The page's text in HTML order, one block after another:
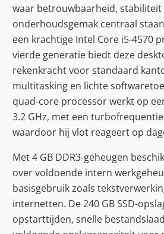
waar betrouwbaarheid, stabiliteit
onderhoudsgemak centraal
een krachtige Intel Core i5-4570
vierde generatie biedt deze
rekenkracht voor standaard
multitasking en lichte
quad-core processor werkt op
3.2 GHz, met een
waardoor hij vlot reageert op
Met 4 GB DDR3-geheugen
over voldoende intern
basisgebruik zoals
internetten. De 240 GB SSD-
opstarttijden, snelle